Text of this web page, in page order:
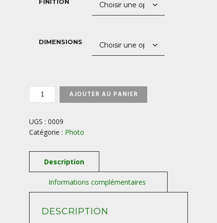
à
DIMENSIONS
QUANTITÉ
DE-
SOLEIL-
PROVENCE-
AJOUTER AU PANIER
UGS : 0009
Catégorie : Photo
DESCRIPTION